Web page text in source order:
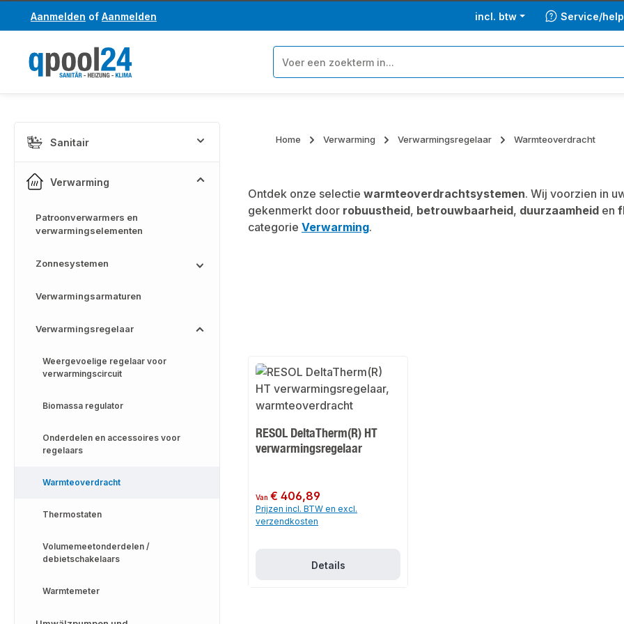
naar de hoofdinhoud
Ga naar de zoekopdracht
Aanmelden of Aanmelden incl. btw Service/help
Sanitair
Verwarming
Patroonverwarmers en
verwarmingselementen
Zonnesystemen
Verwarmingsarmaturen
Verwarmingsregelaar
Weergevoelige regelaar voor
verwarmingscircuit
Biomassa regulator
Onderdelen en accessoires voor
regelaars
Warmteoverdracht
Thermostaten
Volumemeetonderdelen /
debietschakelaars
Warmtemeter
Home Verwarming Verwarmingsregelaar Warmteoverdracht
Ontdek onze selectie warmteoverdrachtsystemen. Wij voorzien in
gekenmerkt door robuustheid, betrouwbaarheid, duurzaamheid en
categorie Verwarming.
RESOL DeltaTherm(R) HT
verwarmingsregelaar
Normale prijs:
Van€ 406,89
Prijzen incl. BTW en excl.
verzendkosten
Details